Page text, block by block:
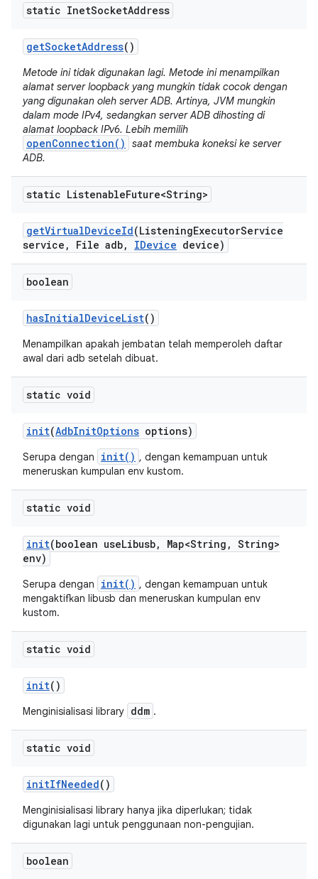
static InetSocketAddress
getSocketAddress()
Metode ini tidak digunakan lagi. Metode ini menampilkan
alamat server loopback yang mungkin tidak cocok dengan
yang digunakan oleh server ADB. Artinya, JVM mungkin
dalam mode IPv4, sedangkan server ADB dihosting di
alamat loopback IPv6. Lebih memilih
openConnection()
saat membuka koneksi ke server
ADB.
static ListenableFuture<String>
getVirtualDeviceId(ListeningExecutorService
service , File adb, IDevice device)
boolean
hasInitialDeviceList()
Menampilkan apakah jembatan telah memperoleh daftar
awal dari adb setelah dibuat.
static void
init(AdbInitOptions options)
Serupa dengan init() , dengan kemampuan untuk
meneruskan kumpulan env kustom.
static void
init(boolean useLibusb, Map<String , String>
env)
Serupa dengan init() , dengan kemampuan untuk
mengaktifkan libusb dan meneruskan kumpulan env
kustom.
static void
init()
Menginisialisasi library ddm .
static void
initIfNeeded()
Menginisialisasi library hanya jika diperlukan; tidak
digunakan lagi untuk penggunaan non-pengujian.
boolean